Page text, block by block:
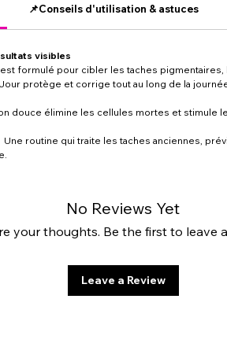
📌Conseils d'utilisation & astuces
visibles
formulé pour cibler les taches pigmentaires,
protège et corrige tout au long de la
douce élimine les cellules mortes et stimule
Une routine qui traite les taches anciennes,
No Reviews Yet
your thoughts. Be the first to leave
Leave a Review